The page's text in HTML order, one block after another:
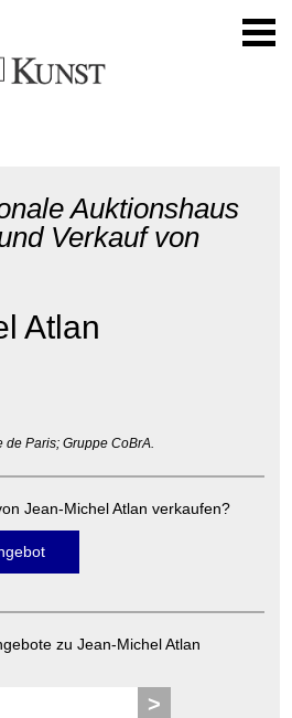
Auktionshaus
Verkauf von
Atlan
Paris; Gruppe CoBrA.
Jean-Michel Atlan verkaufen?
zu Jean-Michel Atlan
>